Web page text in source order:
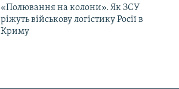
«Полювання на колони». Як ЗСУ
ріжуть військову логістику Росії в
Криму